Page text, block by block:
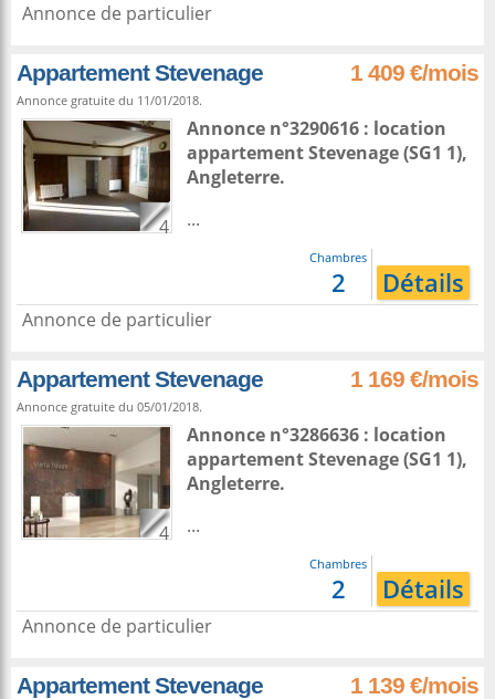
Annonce de particulier
Appartement Stevenage 1 409 €/mois
Annonce gratuite du 11/01/2018.
4
Annonce n°3290616 : location
appartementStevenage(SG1 1),
Angleterre.
...
Chambres
2 Détails
Annonce de particulier
Appartement Stevenage 1 169 €/mois
Annonce gratuite du 05/01/2018.
4
Annonce n°3286636 : location
appartementStevenage(SG1 1),
Angleterre.
...
Chambres
2 Détails
Annonce de particulier
Appartement Stevenage 1 139 €/mois